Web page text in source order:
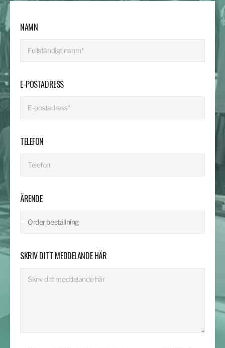
NAMN
E-POSTADRESS
TELEFON
ÄRENDE
SKRIV DITT MEDDELANDE HÄR